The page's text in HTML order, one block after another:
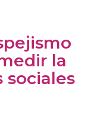
la
sociales